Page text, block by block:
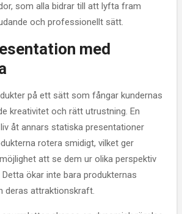
som alla bidrar till att lyfta fram
och professionellt sätt.
med
på ett sätt som fångar kundernas
kreativitet och rätt utrustning. En
åt annars statiska presentationer
rotera smidigt, vilket ger
att se dem ur olika perspektiv
ökar inte bara produkternas
deras attraktionskraft.